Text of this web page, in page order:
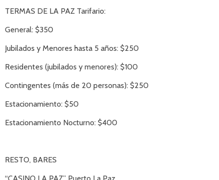
TERMAS DE LA PAZ Tarifario:
General: $350
Jubilados y Menores hasta 5 años: $250
Residentes (jubilados y menores): $100
Contingentes (más de 20 personas): $250
Estacionamiento: $50
Estacionamiento Nocturno: $400
RESTO, BARES